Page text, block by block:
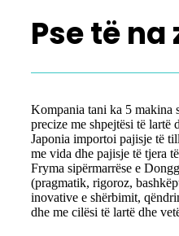
Pse të
Kompania tani ka 5 makina
precize me shpejtësi të lartë
Japonia importoi pajisje të
me vida dhe pajisje të tjera
Fryma sipërmarrëse e
(pragmatik, rigoroz,
inovative e shërbimit,
dhe me cilësi të lartë dhe